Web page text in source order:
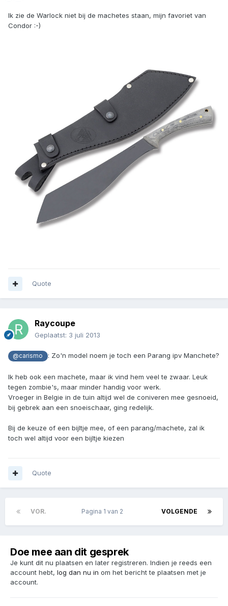
Ik zie de Warlock niet bij de machetes staan, mijn favoriet van
Condor :-)
Quote
Raycoupe
Geplaatst: 3 juli 2013
@carismo : Zo'n model noem je toch een Parang ipv Manchete?
Ik heb ook een machete, maar ik vind hem veel te zwaar. Leuk
tegen zombie's, maar minder handig voor werk.
Vroeger in Belgie in de tuin altijd wel de coniveren mee gesnoeid,
bij gebrek aan een snoeischaar, ging redelijk.
Bij de keuze of een bijltje mee, of een parang/machete, zal ik
toch wel altijd voor een bijltje kiezen
Quote
VOR. VOLGENDE
Pagina 1 van 2
Doe mee aan dit gesprek
Je kunt dit nu plaatsen en later registreren. Indien je reeds een
account hebt, log dan nu in om het bericht te plaatsen met je
account.